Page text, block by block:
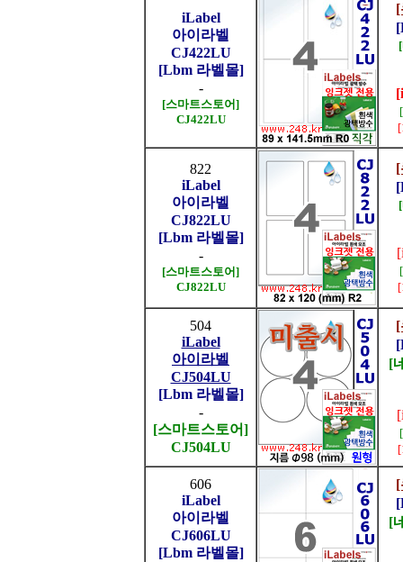
iLabel
아이라벨
CJ422LU
[Lbm 라벨몰]
-
[스마트스토어]
CJ422LU
[
822
iLabel
아이라벨
CJ822LU
[Lbm 라벨몰]
-
[스마트스토어]
CJ822LU
[
504
iLabel
아이라벨
CJ504LU
[Lbm 라벨몰]
-
[스마트스토어]
CJ504LU
[
[
606
iLabel
아이라벨
CJ606LU
[Lbm 라벨몰]
[
[